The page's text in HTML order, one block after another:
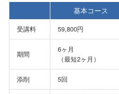
基本コース
受講料 59,800円
期間
6ヶ月
（最短2ヶ月）
添削 5回